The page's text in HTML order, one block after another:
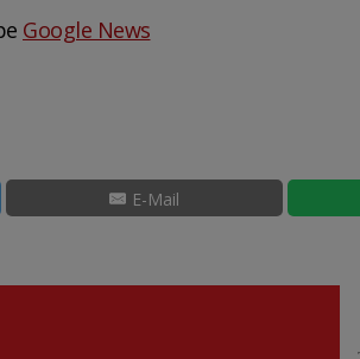
Google News
E-Mail